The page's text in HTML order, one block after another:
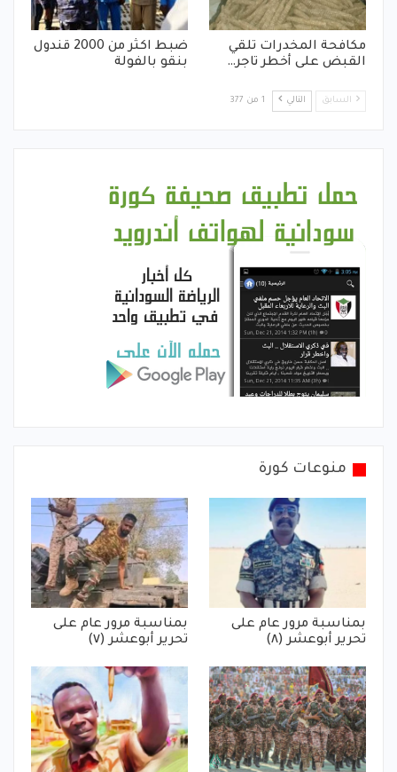
مكافحة المخدرات تلقي
القبض على أخطر تاجر…
ضبط اكثر من 2000 قندول
بنقو بالفولة
السابق التالي 1 من 377
منوعات كورة
بمناسبة مرور عام على
تحرير أبوعشر (٨)
بمناسبة مرور عام على
تحرير أبوعشر (٧)